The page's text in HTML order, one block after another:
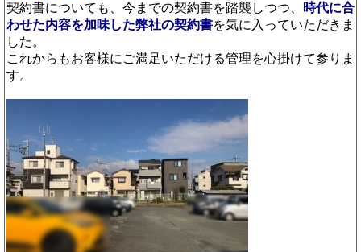
契約書についても、今までの契約書を踏襲しつつ、
時代に合
わせた内容を加味した弊社の契約書を気に入っていただきま
した。
これからもお客様にご満足いただける管理を心掛けて参りま
す。